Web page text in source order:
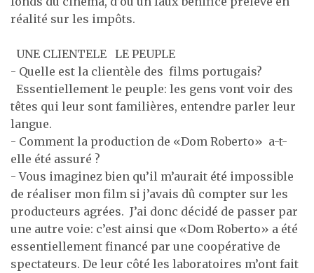
réalité sur les impôts.
UNE CLIENTELE LE PEUPLE
- Quelle est la clientèle des films portugais?
Essentiellement le peuple: les gens vont voir des
têtes qui leur sont familières, entendre parler leur
langue.
- Comment la production de «Dom Roberto» a-t-
elle été assuré ?
- Vous imaginez bien qu’il m’aurait été impossible
de réaliser mon film si j’avais dû compter sur les
producteurs agrées. J’ai donc décidé de passer par
une autre voie: c’est ainsi que «Dom Roberto» a été
essentiellement financé par une coopérative de
spectateurs. De leur côté les laboratoires m’ont fait